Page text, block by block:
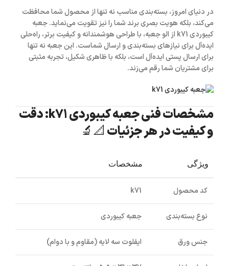
در دنیای امروز، بسته‌بندی مناسب نه تنها از محصول شما محافظت
می‌کند، بلکه هویت بصری برند شما را نیز تقویت می‌نماید.جعبه
کیبوردی k71
از الو جعبه، با طراحی هوشمندانه و کیفیت برتر، راه‌حلی
ایده‌آل برای نیازهای بسته‌بندی و ارسال شماست. این جعبه نه تنها
برای ارسال پستی ایده‌آل است، بلکه با ظاهری شکیل، تجربه مثبتی
برای مشتریان شما رقم می‌زند.
مشخصات فنی جعبه کیبوردی k71: دقت
و کیفیت در هر جزئیات 📐🔬
ویژگی مشخصات
کد محصول k71
نوع بسته‌بندی جعبه کیبوردی
جنس ورق ایفلوت سه لایه (مقاوم و با دوام)